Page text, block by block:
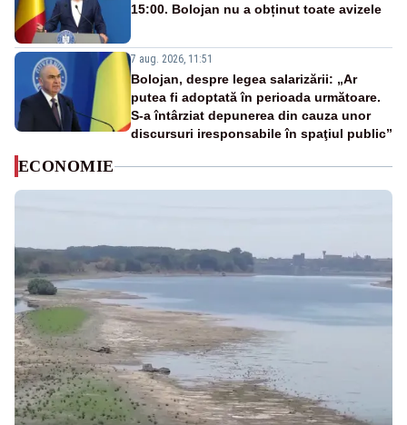
15:00. Bolojan nu a obținut toate avizele
7 aug. 2026, 11:51
Bolojan, despre legea salarizării: „Ar
putea fi adoptată în perioada următoare.
S-a întârziat depunerea din cauza unor
discursuri iresponsabile în spaţiul public”
ECONOMIE